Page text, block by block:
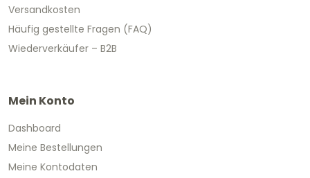
Versandkosten
Häufig gestellte Fragen (FAQ)
Wiederverkäufer – B2B
Mein Konto
Dashboard
Meine Bestellungen
Meine Kontodaten